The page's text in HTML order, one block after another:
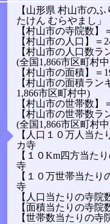
【山形県 村山市の
たけん むらやまし」
【村山市の寺院数】
【村山市の人口】＝
【村山市の人口数ラ
(全国1,866市区町村
【村山市の面積】＝
【村山市の面積ラン
1,866市区町村中)
【村山市の世帯数】
【村山市の世帯数ラ
(全国1,866市区町村
【人口１０万人当た
カ寺
【１０Km四方当た
寺
【１０万世帯当たり
寺
【人口当たりの寺院
【面積当たりの寺院
【世帯数当たりの寺